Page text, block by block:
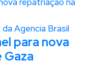
Agencia Brasil
para nova
Gaza